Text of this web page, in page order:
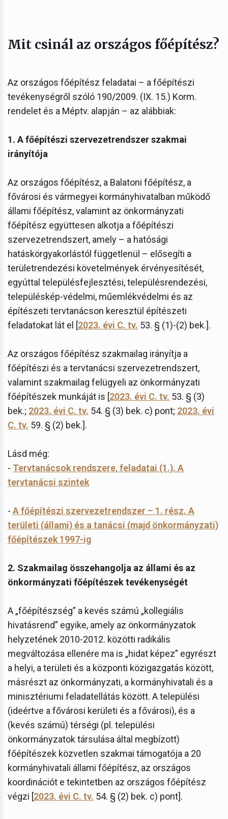
Mit csinál az országos főépítész?
Az országos főépítész feladatai – a főépítészi
tevékenységről szóló 190/2009. (IX. 15.) Korm.
rendelet és a Méptv. alapján – az alábbiak:
1. A főépítészi szervezetrendszer szakmai
irányítója
Az országos főépítész, a Balatoni főépítész, a
fővárosi és vármegyei kormányhivatalban működő
állami főépítész, valamint az önkormányzati
főépítész együttesen alkotja a főépítészi
szervezetrendszert, amely – a hatósági
hatáskörgyakorlástól függetlenül – elősegíti a
területrendezési követelmények érvényesítését,
egyúttal településfejlesztési, településrendezési,
településkép-védelmi, műemlékvédelmi és az
építészeti tervtanácson keresztül építészeti
feladatokat lát el [2023. évi C. tv. 53. § (1)-(2) bek.].
Az országos főépítész szakmailag irányítja a
főépítészi és a tervtanácsi szervezetrendszert,
valamint szakmailag felügyeli az önkormányzati
főépítészek munkáját is [2023. évi C. tv. 53. § (3)
bek.; 2023. évi C. tv. 54. § (3) bek. c) pont; 2023. évi
C. tv. 59. § (2) bek.].
Lásd még:
- Tervtanácsok rendszere, feladatai (1.). A
tervtanácsi szintek
- A főépítészi szervezetrendszer – 1. rész. A
területi (állami) és a tanácsi (majd önkormányzati)
főépítészek 1997-ig
2. Szakmailag összehangolja az állami és az
önkormányzati főépítészek tevékenységét
A „főépítészség” a kevés számú „kollegiális
hivatásrend” egyike, amely az önkormányzatok
helyzetének 2010-2012. közötti radikális
megváltozása ellenére ma is „hidat képez” egyrészt
a helyi, a területi és a központi közigazgatás között,
másrészt az önkormányzati, a kormányhivatali és a
minisztériumi feladatellátás között. A települési
(ideértve a fővárosi kerületi és a fővárosi), és a
(kevés számú) térségi (pl. települési
önkormányzatok társulása által megbízott)
főépítészek közvetlen szakmai támogatója a 20
kormányhivatali állami főépítész, az országos
koordinációt e tekintetben az országos főépítész
végzi [2023. évi C. tv. 54. § (2) bek. c) pont].